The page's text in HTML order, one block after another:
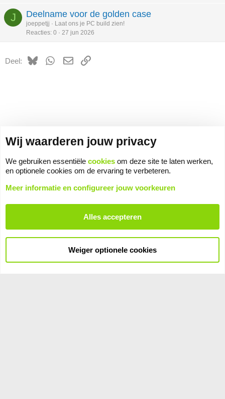
J Deelname voor de golden case
joeppetjj
Laat ons je PC build zien!
Reacties 0 27 jun 2026
Deel: BlueskyWhatsApp
E-mailkoppeling
Laat ons je PC build zien!
Voorwaarden en regels
Privacybeleid Help Hoofdpagina
R
Wij waarderen jouw privacy
We gebruiken essentiële cookies om deze site te laten werken,
en optionele cookies om de ervaring te verbeteren.
Meer informatie en configureer jouw voorkeuren
Alles accepteren
Weiger optionele cookies